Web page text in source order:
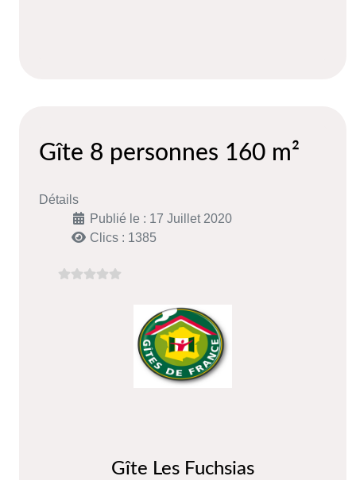
Gîte 8 personnes 160 m²
Détails
Publié le : 17 Juillet 2020
Clics : 1385
Gîte Les Fuchsias